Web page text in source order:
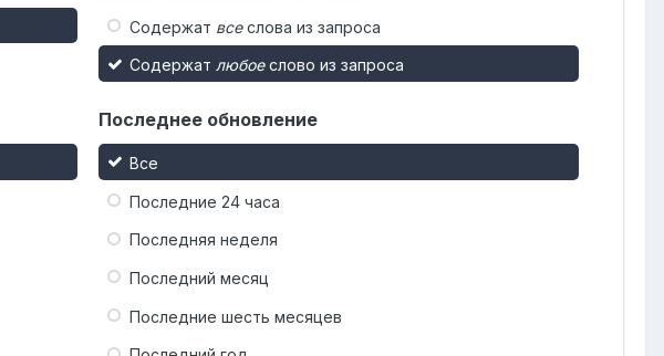
Содержат всеслова из запроса
Содержат любоеслово из запроса
Последнее обновление
Все
Последние 24 часа
Последняя неделя
Последний месяц
Последние шесть месяцев